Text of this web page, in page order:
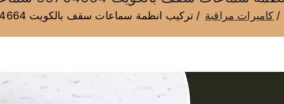
كاميرات مراقبة تركيب انظمة سماعات سقف بالكويت 55704664 سماعات سقف بلوتوث